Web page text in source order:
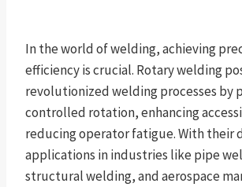
In the world of welding, achieving
efficiency is crucial. Rotary welding
revolutionized welding processes by
controlled rotation, enhancing
reducing operator fatigue. With their
applications in industries like pipe
structural welding, and aerospace